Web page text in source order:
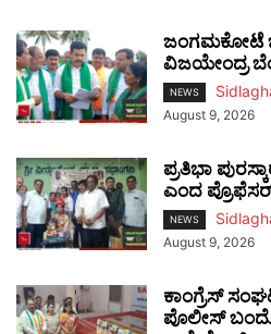
ಜಂಗಮಕೋಟೆ
ವಿಜಯೇಂದ್ರ
NEWS
August 9, 2026
ಪ್ರತಿಭಾ
ಎಂದ
NEWS
August 9, 2026
ಕಾಂಗ್ರೆಸ್
ಪೊಲೀಸ್